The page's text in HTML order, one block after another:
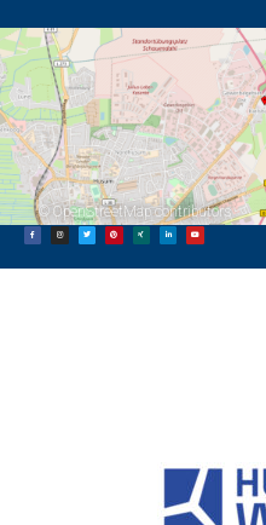
© OpenStreetMapcontributors